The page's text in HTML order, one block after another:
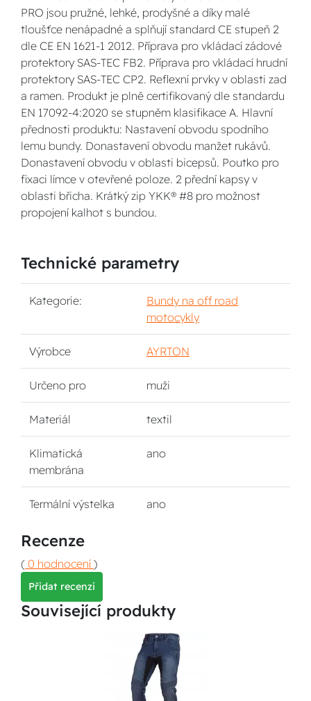
PRO jsou pružné, lehké, prodyšné a díky malé
tloušťce nenápadné a splňují standard CE stupeň 2
dle CE EN 1621-1 2012. Příprava pro vkládací zádové
protektory SAS-TEC FB2. Příprava pro vkládací hrudní
protektory SAS-TEC CP2. Reflexní prvky v oblasti zad
a ramen. Produkt je plně certifikovaný dle standardu
EN 17092-4:2020 se stupněm klasifikace A. Hlavní
přednosti produktu: Nastavení obvodu spodního
lemu bundy. Donastavení obvodu manžet rukávů.
Donastavení obvodu v oblasti bicepsů. Poutko pro
fixaci límce v otevřené poloze. 2 přední kapsy v
oblasti břicha. Krátký zip YKK® #8 pro možnost
propojení kalhot s bundou.
Technické parametry
Kategorie:
Bundy na off road
motocykly
Výrobce AYRTON
Určeno pro muži
Materiál textil
Klimatická
membrána
ano
Termální výstelka ano
Recenze
( 0 hodnocení )
Přidat recenzi
Související produkty